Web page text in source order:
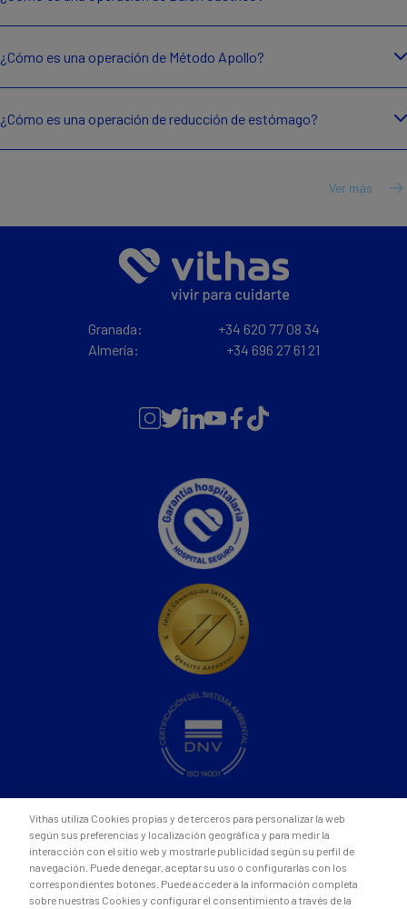
¿Cómo es una operación de Método Apollo?
¿Cómo es una operación de reducción de estómago?
Ver más
Granada:
+34 620 77 08 34
Almería:
+34 696 27 61 21
Vithas utiliza Cookies propias y de terceros para personalizar la web
según sus preferencias y localización geográfica y para medir la
interacción con el sitio web y mostrarle publicidad según su perfil de
navegación. Puede denegar, aceptar su uso o configurarlas con los
correspondientes botones. Puede acceder a la información completa
sobre nuestras Cookies y configurar el consentimiento a través de la